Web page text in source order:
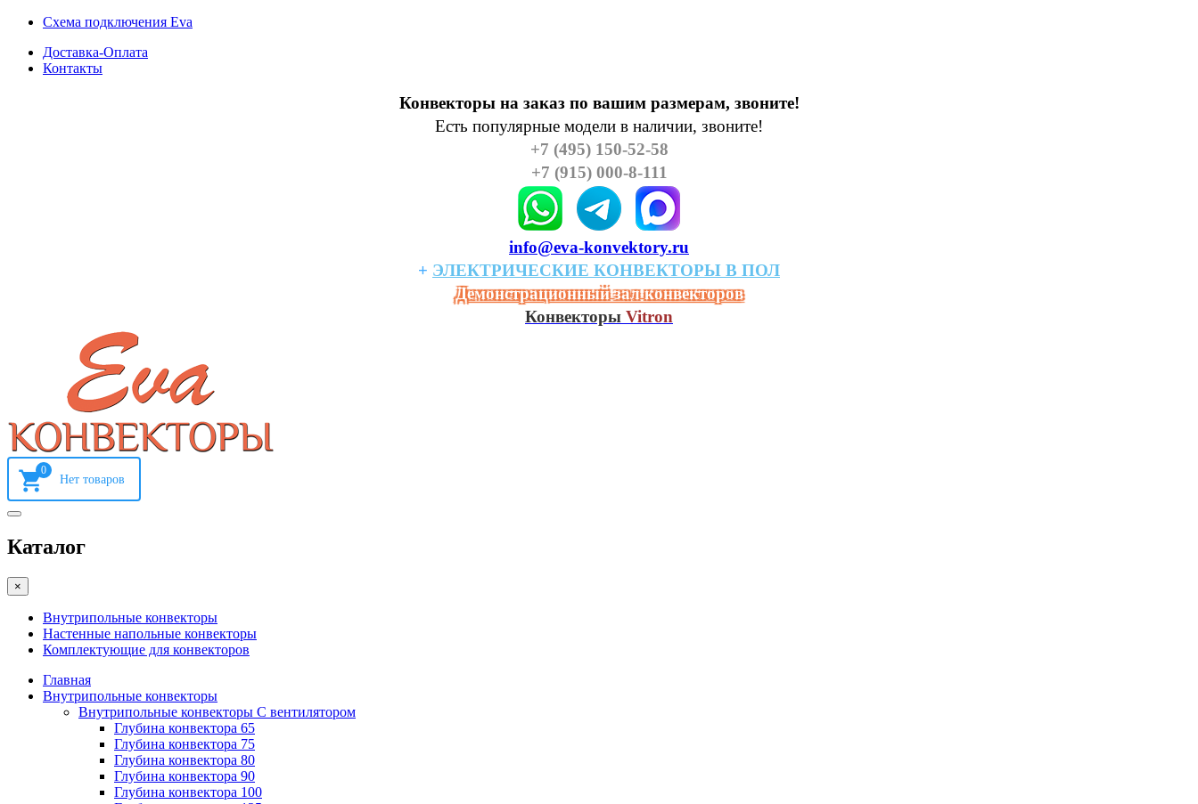
Схема подключения Eva
Доставка-Оплата
Контакты
Конвекторы на заказ по вашим размерам, звоните!
Есть популярные модели в наличии, звоните!
+7 (495) 150-52-58
+7 (915) 000-8-111
info@eva-konvektory.ru
+ ЭЛЕКТРИЧЕСКИЕ КОHВЕКТОРЫ В ПОЛ
Демонстрационный зал конвекторов
Конвекторы Vitron
0
Каталог
×
Внутрипольные конвекторы
Настенные напольные конвекторы
Комплектующие для конвекторов
Главная
Внутрипольные конвекторы
Внутрипольные конвекторы С вентилятором
Глубина конвектора 65
Глубина конвектора 75
Глубина конвектора 80
Глубина конвектора 90
Глубина конвектора 100